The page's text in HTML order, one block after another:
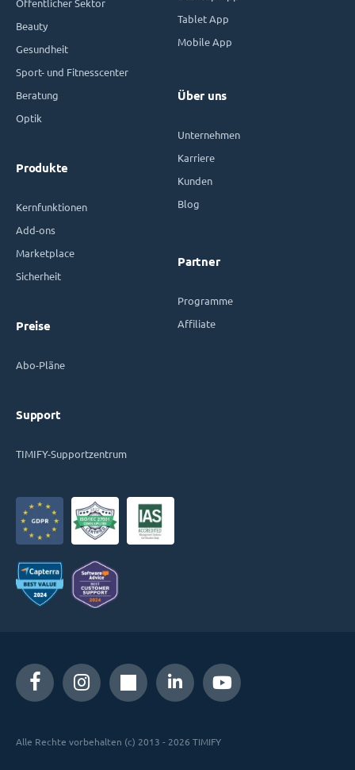
Öffentlicher Sektor
Beauty
Gesundheit
Sport- und Fitnesscenter
Beratung
Optik
Produkte
Kernfunktionen
Add-ons
Marketplace
Sicherheit
Preise
Abo-Pläne
Support
TIMIFY-Supportzentrum
Tablet App
Mobile App
Über uns
Unternehmen
Karriere
Kunden
Blog
Partner
Programme
Affiliate
Alle Rechte vorbehalten (c) 2013 - 2026 TIMIFY